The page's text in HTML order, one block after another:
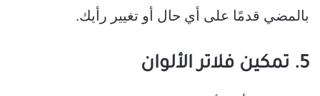
بالمضي قدمًا على أي حال أو تغيير رأيك.
5. تمكين فلاتر الألوان